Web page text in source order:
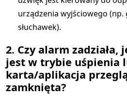
urządzenia wyjściowego (np.
słuchawek).
2. Czy alarm zadziała,
jest w trybie uśpienia
karta/aplikacja
zamknięta?